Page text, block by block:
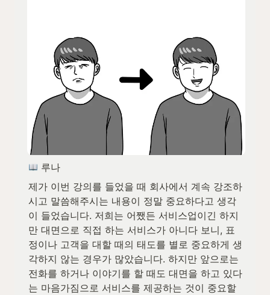
루나
제가 이번 강의를 들었을 때 회사에서 계속 강조하
시고 말씀해주시는 내용이 정말 중요하다고 생각
이 들었습니다. 저희는 어쨌든 서비스업이긴 하지
만 대면으로 직접 하는 서비스가 아니다 보니, 표
정이나 고객을 대할 때의 태도를 별로 중요하게 생
각하지 않는 경우가 많았습니다. 하지만 앞으로는
전화를 하거나 이야기를 할 때도 대면을 하고 있다
는 마음가짐으로 서비스를 제공하는 것이 중요할